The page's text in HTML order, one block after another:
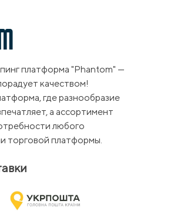
платформа "Phantom" —
качеством!
где разнообразие
а ассортимент
любого
торговой платформы.